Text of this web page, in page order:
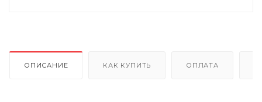
ОПИСАНИЕ КАК КУПИТЬ ОПЛАТА